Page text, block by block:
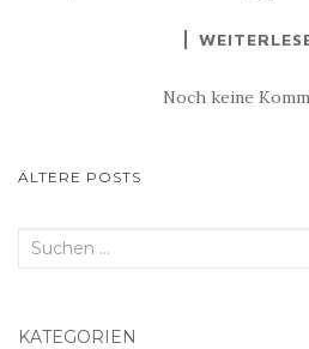
Noch keine
ÄLTERE POSTS
Suchen
KATEGORIEN